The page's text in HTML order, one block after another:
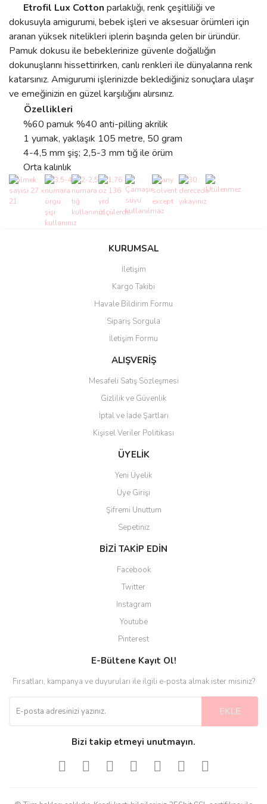
Etrofil Lux Cotton parlaklığı, renk çeşitliliği ve
dokusuyla amigurumi, bebek işleri ve aksesuar örümleri için
aranan yüksek nitelikleri iplerin başında gelen bir üründür.
Pamuk dokusu ile bebeklerinize güvenle doğallığın
dokunuşlarını hissettirirken, canlı renkleri ile dünyalarına renk
katarsınız. Amigurumi işlerinizde beklediğiniz sonuçlara ulaşır
ve emeğinizin en güzel karşılığını alırsınız.
Özellikleri
%60 pamuk %40 anti-pilling akrilik
1 yumak, yaklaşık 105 metre, 50 gram
4-4,5 mm şiş; 2,5-3 mm tığ ile örüm
Orta kalınlık
Bu ürüne ilk yorumu siz yapın!
Bu ürünün fiyat bilgisi, resim, ürün açıklamalarında ve diğer
Ürün resmi kalitesiz, bozuk veya görüntülenemiyor.
Ürün açıklamasında eksik bilgiler bulunuyor.
Ürün bilgilerinde hatalar bulunuyor.
Ürün fiyatı diğer sitelerden daha pahalı.
Bu ürüne benzer farklı alternatifler olmalı.
Gönder
KURUMSAL
İletişim
Kargo Takibi
Havale Bildirim Formu
Sipariş Sorgula
İletişim Formu
ALIŞVERİŞ
Mesafeli Satış Sözleşmesi
Gizlilik ve Güvenlik
İptal ve İade Şartları
Kişisel Veriler Politikası
ÜYELİK
Yeni Üyelik
Üye Girişi
Şifremi Unuttum
Sepetiniz
BİZİ TAKİP EDİN
Facebook
Twitter
Instagram
Youtube
Pinterest
E-Bültene Kayıt Ol!
Fırsatları, kampanya ve duyuruları ile ilgili e-posta almak ister misiniz?
EKLE
Bizi takip etmeyi unutmayın.